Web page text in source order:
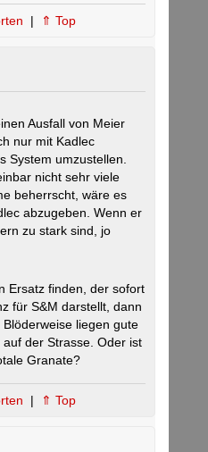
| ⇑ Top
Ausfall von Meier
nur mit Kadlec
System umzustellen.
nicht sehr viele
beherrscht, wäre es
abzugeben. Wenn er
zu stark sind, jo
Ersatz finden, der sofort
für S&M darstellt, dann
liegen gute
der Strasse. Oder ist
Granate?
| ⇑ Top